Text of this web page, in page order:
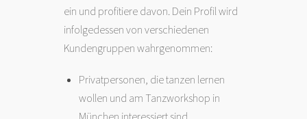
ein und profitiere davon. Dein Profil wird
infolgedessen von verschiedenen
Kundengruppen wahrgenommen:
Privatpersonen, die tanzen lernen
wollen und am Tanzworkshop in
München interessiert sind